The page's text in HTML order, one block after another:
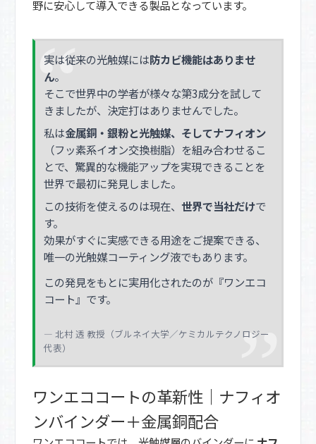
野に安心して導入できる製品となっています。
実は従来の光触媒には防カビ機能はありませ
ん。
そこで世界中の学者が様々な第3成分を試して
きましたが、決定打はありませんでした。
私は金属銅・銀粉と光触媒、そしてナフィオン
（フッ素系イオン交換樹脂）を組み合わせるこ
とで、驚異的な機能アップを実現できることを
世界で最初に発見しました。
この技術を使えるのは現在、 世界で当社だけで
す。
効果がすぐに実感できる用途をご提案できる、
唯一の光触媒コーティング液でもあります。
この発見をもとに実用化されたのが『ワンエコ
コート』です。
― 北村 透 教授（ブルネイ大学／ケミカルテクノロジー
代表）
ワンエココートの革新性｜ナフィオ
ンバインダー＋金属銅配合